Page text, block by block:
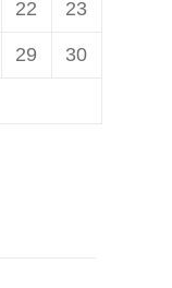
22 23
29 30